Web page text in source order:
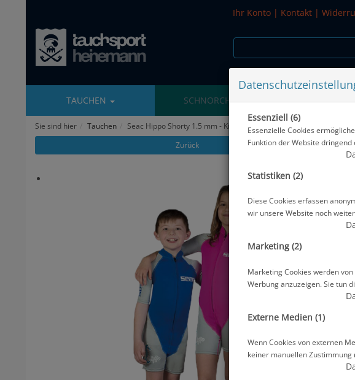
Ihr Konto | Kontakt |
TAUCHEN SCHNORCHELN
Sie sind hier Tauchen
Seac Hippo Shorty 1.5 mm - Kids - Abverkauf #
Zurück
Essenziell (6)
Essenzielle Cookies
Funktion der Website
Statistiken (2)
Diese Cookies erfassen
wir unsere Website noch
Marketing (2)
Marketing Cookies werden
Werbung anzuzeigen. Sie tun
Externe Medien (1)
Wenn Cookies von externen
keiner manuellen Zustimmung